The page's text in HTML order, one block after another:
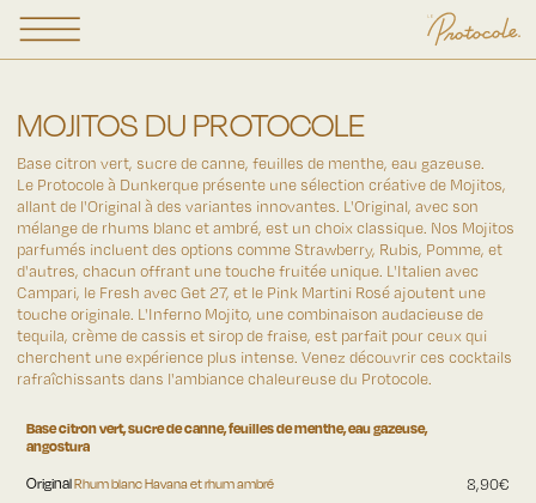
MOJITOSDU PROTOCOLE
Base citron vert, sucre de canne, feuilles de menthe, eau gazeuse.
Le Protocole à Dunkerque présente une sélection créative de Mojitos,
allant de l'Original à des variantes innovantes. L'Original, avec son
mélange de rhums blanc et ambré, est un choix classique. Nos Mojitos
parfumés incluent des options comme Strawberry, Rubis, Pomme, et
d'autres, chacun offrant une touche fruitée unique. L'Italien avec
Campari, le Fresh avec Get 27, et le Pink Martini Rosé ajoutent une
touche originale. L'Inferno Mojito, une combinaison audacieuse de
tequila, crème de cassis et sirop de fraise, est parfait pour ceux qui
cherchent une expérience plus intense. Venez découvrir ces cocktails
rafraîchissants dans l'ambiance chaleureuse du Protocole.
Base citron vert, sucre de canne, feuilles de menthe, eau gazeuse,
angostura
OriginalRhum blanc Havana et rhum ambré
8,90€